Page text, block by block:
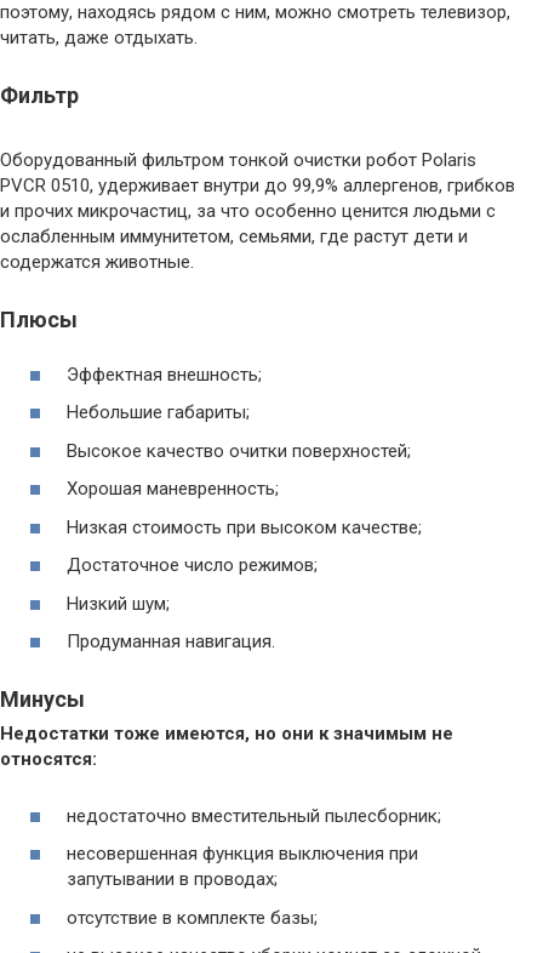
поэтому, находясь рядом с ним, можно смотреть телевизор,
читать, даже отдыхать.
Фильтр
Оборудованный фильтром тонкой очистки робот Polaris
PVCR 0510, удерживает внутри до 99,9% аллергенов, грибков
и прочих микрочастиц, за что особенно ценится людьми с
ослабленным иммунитетом, семьями, где растут дети и
содержатся животные.
Плюсы
Эффектная внешность;
Небольшие габариты;
Высокое качество очитки поверхностей;
Хорошая маневренность;
Низкая стоимость при высоком качестве;
Достаточное число режимов;
Низкий шум;
Продуманная навигация.
Минусы
Недостатки тоже имеются, но они к значимым не
относятся:
недостаточно вместительный пылесборник;
несовершенная функция выключения при
запутывании в проводах;
отсутствие в комплекте базы;